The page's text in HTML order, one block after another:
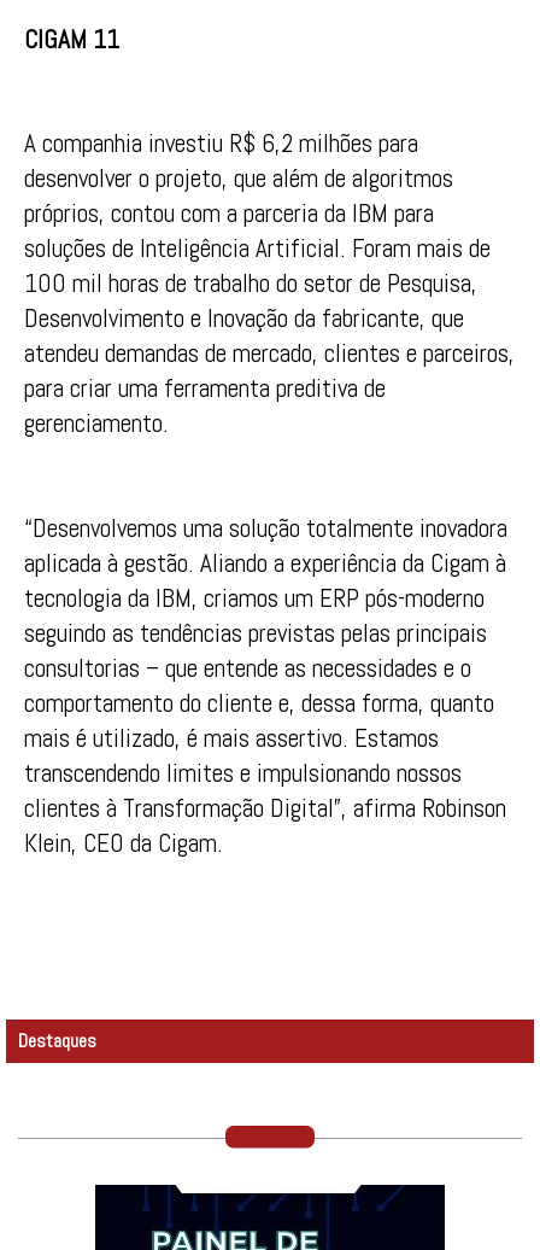
CIGAM 11
A companhia investiu R$ 6,2 milhões para
desenvolver o projeto, que além de algoritmos
próprios, contou com a parceria da IBM para
soluções de Inteligência Artificial. Foram mais de
100 mil horas de trabalho do setor de Pesquisa,
Desenvolvimento e Inovação da fabricante, que
atendeu demandas de mercado, clientes e parceiros,
para criar uma ferramenta preditiva de
gerenciamento.
“Desenvolvemos uma solução totalmente inovadora
aplicada à gestão. Aliando a experiência da Cigam à
tecnologia da IBM, criamos um ERP pós-moderno
seguindo as tendências previstas pelas principais
consultorias – que entende as necessidades e o
comportamento do cliente e, dessa forma, quanto
mais é utilizado, é mais assertivo. Estamos
transcendendo limites e impulsionando nossos
clientes à Transformação Digital”, afirma Robinson
Klein, CEO da Cigam.
Destaques